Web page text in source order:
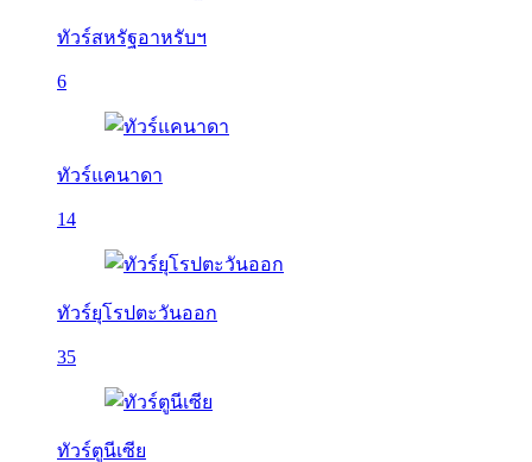
ทัวร์สหรัฐอาหรับฯ
6
ทัวร์แคนาดา
14
ทัวร์ยุโรปตะวันออก
35
ทัวร์ตูนีเซีย